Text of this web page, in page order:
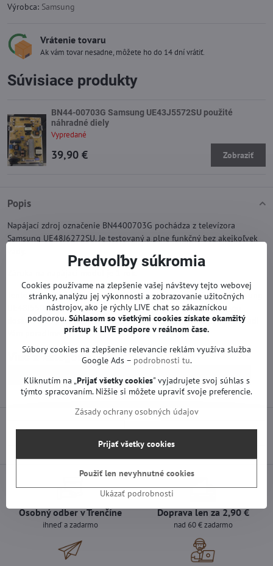
Výrobca: Samsung
Vrátenie tovaru
Ak vám tovar nesadne, môžete ho do 14 dní vrátiť.
Popis
Napájací zdroj označenie BN4400703G pochádza z televízora
Samsung UE48J6272SU. Je testovaný a plne funkčný bez akejkoľvek
Záruka na napájací modul je 1 rok.
Tento náhradný diel sa vyskytuje aj v iných modeloch napr. Samsung
UE48J5502AK. Skontrolujte si, prosím, prípadnú zhodu s Vašou
doskou ešte pred kúpou. V prípade záujmu nám napíšte e-mail, radi
Viac z kategórie
Náhradné diely | Samsung TV Zdroje | Samsung TV
Predchádzajúci produkt Nasledujúci produkt
Súvisiace produkty
BN44-00703G Samsung UE43J5572SU použité
náhradné diely
Vypredané
39,90 € Zobraziť
Osobný odber v Trenčíne
ihneď a zadarmo
Doprava len za 2,90 €
nad 60 € zadarmo
Predvoľby súkromia
Cookies používame na zlepšenie vašej návštevy tejto webovej
stránky, analýzu jej výkonnosti a zobrazovanie užitočných
nástrojov, ako je rýchly LIVE chat so zákazníckou
podporou. Súhlasom so všetkými cookies získate okamžitý
prístup k LIVE podpore v reálnom čase.
Súbory cookies na zlepšenie relevancie reklám využíva služba
Google Ads – podrobnosti tu.
Kliknutím na „Prijať všetky cookies" vyjadrujete svoj súhlas s
týmto spracovaním. Nižšie si môžete upraviť svoje preferencie.
Zásady ochrany osobných údajov
Ukázať podrobnosti
Prijať všetky cookies
Použiť len nevyhnutné cookies